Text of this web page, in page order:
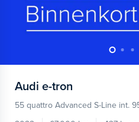
Audi e-tron
55 quattro Advanced S-Line int.